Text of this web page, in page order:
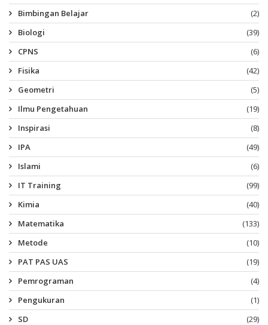
Bimbingan Belajar
(2)
Biologi
(39)
CPNS
(6)
Fisika
(42)
Geometri
(5)
Ilmu Pengetahuan
(19)
Inspirasi
(8)
IPA
(49)
Islami
(6)
IT Training
(99)
Kimia
(40)
Matematika
(133)
Metode
(10)
PAT PAS UAS
(19)
Pemrograman
(4)
Pengukuran
(1)
SD
(29)